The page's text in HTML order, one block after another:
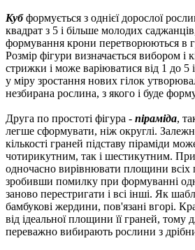
Кубформується з однієї дорослої
квадрат з 5 і більше молодих
формування крони перетворюються в
Розмір фігури визначається вибором і
стрижки і може варіюватися від 1 до 5
у міру зростання нових гілок
незбирана рослина, з якого і буде
Друга по простоті фігура - піраміда,
легше сформувати, ніж округлі.
кількості граней підставу піраміди
чотирикутним, так і шестикутним. При
одночасно вирівнювати площини всіх
зробивши помилку при формуванні
заново перестригати і всі інші. Як
бамбукові жердини, пов'язані вгорі.
від ідеальної площини її граней, тому
переважно вибирають рослини з